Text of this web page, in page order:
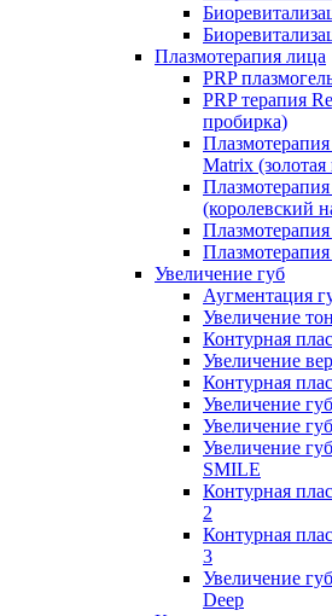
Плазмотерапия лица
PRP
PRP терапия
пробирка)
Matrix
(королевский
Увеличение губ
Аугментация
Увеличение
Контурная
Увеличение
Контурная
Увеличение
Увеличение
Увеличение
SMILE
Контурная
2
Контурная
3
Увеличение
Deep